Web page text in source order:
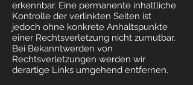
erkennbar. Eine permanente inhaltliche
Kontrolle der verlinkten Seiten ist
jedoch ohne konkrete Anhaltspunkte
einer Rechtsverletzung nicht zumutbar.
Bei Bekanntwerden von
Rechtsverletzungen werden wir
derartige Links umgehend entfernen.